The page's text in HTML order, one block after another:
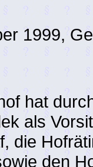
1999,
hat
als
die
den